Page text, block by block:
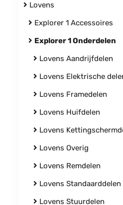
Lovens
Explorer 1 Accessoires
Explorer 1 Onderdelen
Lovens Aandrijfdelen
Lovens Elektrische
Lovens Framedelen
Lovens Huifdelen
Lovens
Lovens Overig
Lovens Remdelen
Lovens Standaarddelen
Lovens Stuurdelen